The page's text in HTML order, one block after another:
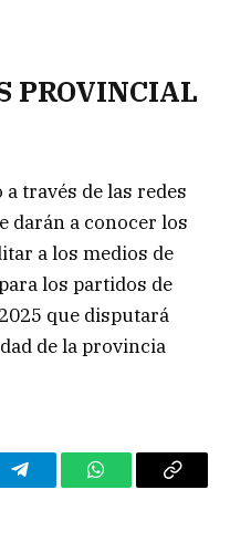
PROVINCIAL
través de las redes
darán a conocer los
a los medios de
los partidos de
que disputará
de la provincia
TelegramWhatsAppCopy